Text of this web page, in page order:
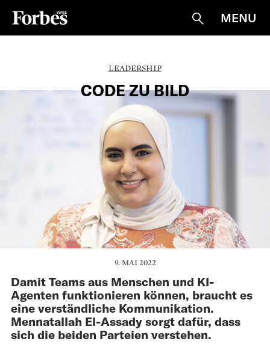
Suche
MENU
LEADERSHIP
CODE ZU BILD
9. MAI 2022
Damit Teams aus Menschen und KI-
Agenten funktionieren können, braucht es
eine verständliche Kommunikation.
Mennatallah El-Assady sorgt dafür, dass
sich die beiden Parteien verstehen.